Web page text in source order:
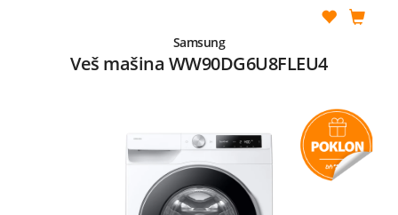
Samsung
Veš mašina WW90DG6U8FLEU4